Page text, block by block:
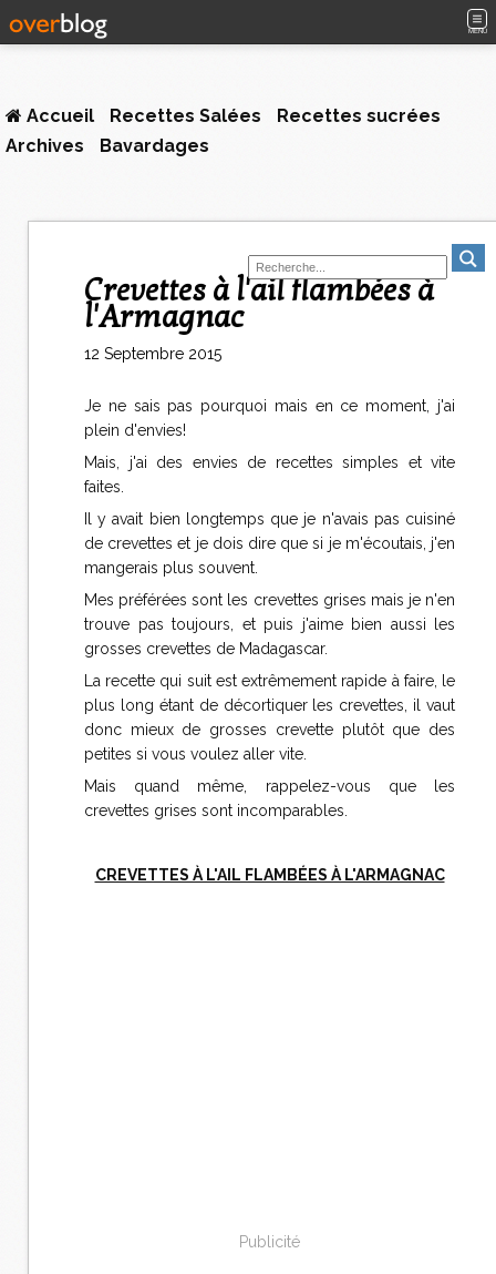
MENU
Accueil Recettes Salées
Recettes sucrées
Archives
Bavardages
Crevettes à l'ail flambées à
l'Armagnac
12 Septembre 2015
Je ne sais pas pourquoi mais en ce moment, j'ai
plein d'envies!
Mais, j'ai des envies de recettes simples et vite
faites.
Il y avait bien longtemps que je n'avais pas cuisiné
de crevettes et je dois dire que si je m'écoutais, j'en
mangerais plus souvent.
Mes préférées sont les crevettes grises mais je n'en
trouve pas toujours, et puis j'aime bien aussi les
grosses crevettes de Madagascar.
La recette qui suit est extrêmement rapide à faire, le
plus long étant de décortiquer les crevettes, il vaut
donc mieux de grosses crevette plutôt que des
petites si vous voulez aller vite.
Mais quand même, rappelez-vous que les
crevettes grises sont incomparables.
CREVETTES À L'AIL FLAMBÉES À L'ARMAGNAC
Publicité